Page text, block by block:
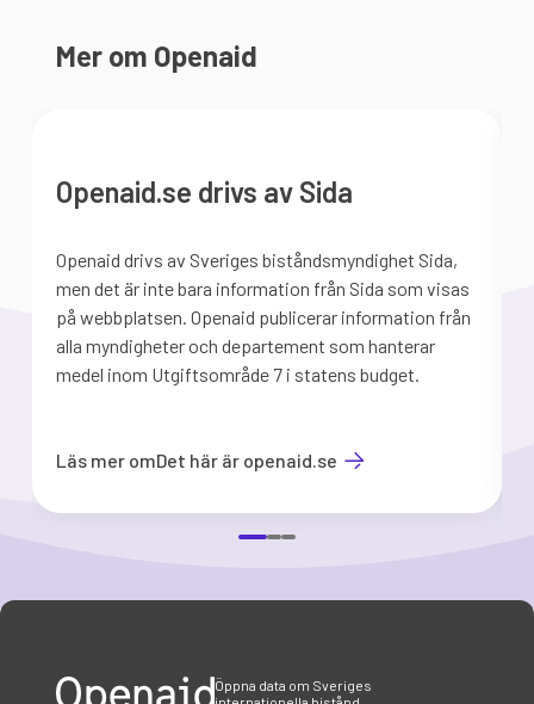
Mer om Openaid
Openaid.se drivs av Sida
Openaid drivs av Sveriges biståndsmyndighet Sida,
men det är inte bara information från Sida som visas
på webbplatsen. Openaid publicerar information från
alla myndigheter och departement som hanterar
medel inom Utgiftsområde 7 i statens budget.
Läs mer omDet här är openaid.se
Öppna data om Sveriges